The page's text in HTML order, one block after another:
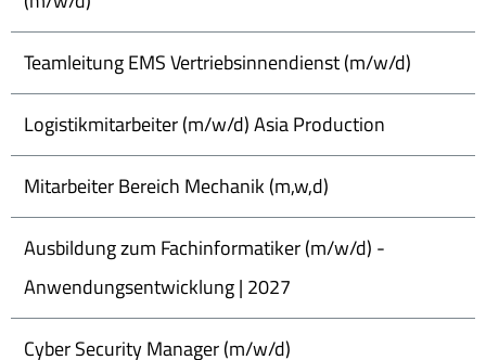
Teamleitung EMS Vertriebsinnendienst (m/w/d)
Logistikmitarbeiter (m/w/d) Asia Production
Mitarbeiter Bereich Mechanik (m,w,d)
Ausbildung zum Fachinformatiker (m/w/d) -
Anwendungsentwicklung | 2027
Cyber Security Manager (m/w/d)